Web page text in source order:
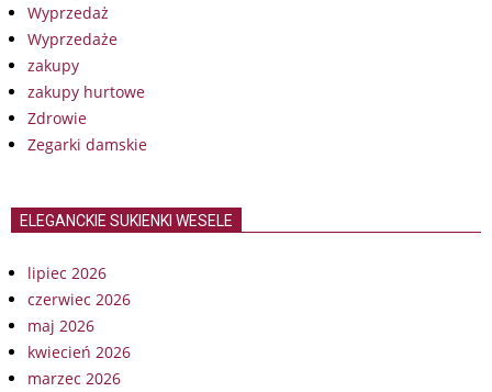
Wyprzedaż
Wyprzedaże
zakupy
zakupy hurtowe
Zdrowie
Zegarki damskie
ELEGANCKIE SUKIENKI WESELE
lipiec 2026
czerwiec 2026
maj 2026
kwiecień 2026
marzec 2026